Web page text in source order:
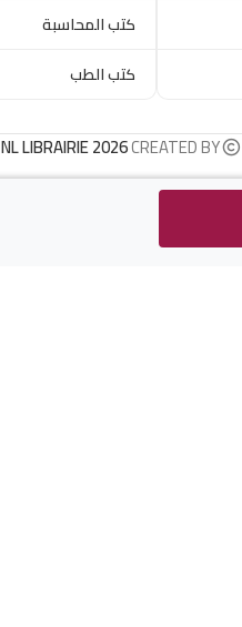
كتب المحاسبة
كتب الطب
NL LIBRAIRIE 2026CREATED BY